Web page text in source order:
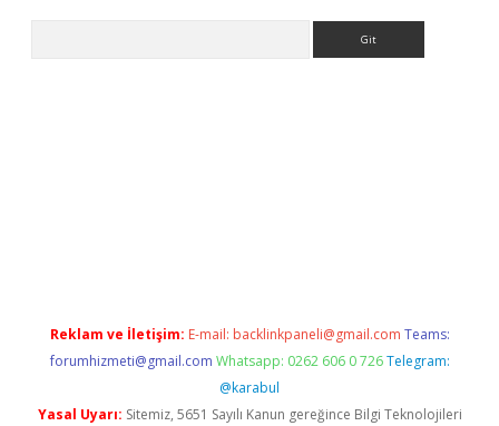
Reklam ve İletişim: E-mail: backlinkpaneli@gmail.com Teams:
forumhizmeti@gmail.com Whatsapp: 0262 606 0 726 Telegram:
@karabul
Yasal Uyarı: Sitemiz, 5651 Sayılı Kanun gereğince Bilgi Teknolojileri